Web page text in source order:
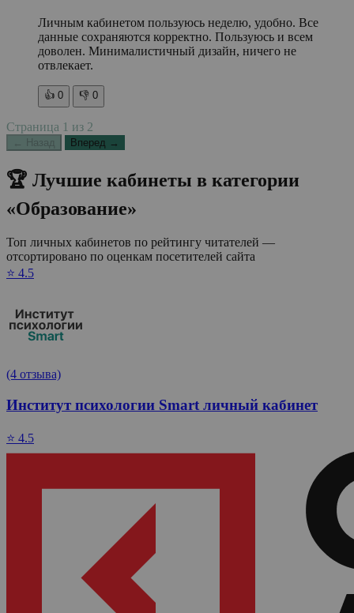
Личным кабинетом пользуюсь неделю, удобно. Все
данные сохраняются корректно. Пользуюсь и всем
доволен. Минималистичный дизайн, ничего не
отвлекает.
👍 0 👎 0
Страница 1 из 2
← Назад Вперед →
🏆 Лучшие кабинеты в категории
«Образование»
Топ личных кабинетов по рейтингу читателей —
отсортировано по оценкам посетителей сайта
⭐ 4.5
(4 отзыва)
Институт психологии Smart личный кабинет
⭐ 4.5